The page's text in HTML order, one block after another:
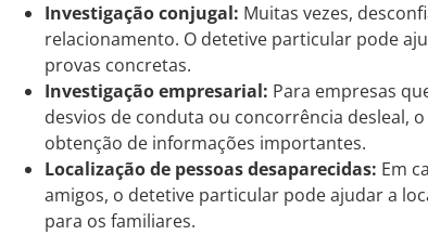
Investigação conjugal: Muitas vezes,
relacionamento. O detetive particular pode
provas concretas.
Investigação empresarial: Para empresas
desvios de conduta ou concorrência desleal,
obtenção de informações importantes.
Localização de pessoas desaparecidas: Em
amigos, o detetive particular pode ajudar a
para os familiares.